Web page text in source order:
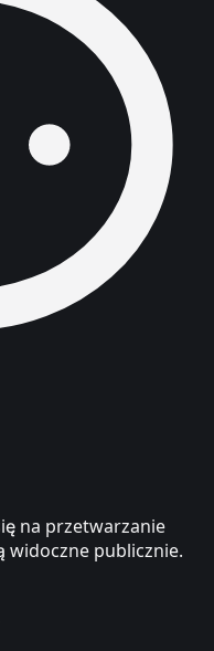
na przetwarzanie
widoczne publicznie.